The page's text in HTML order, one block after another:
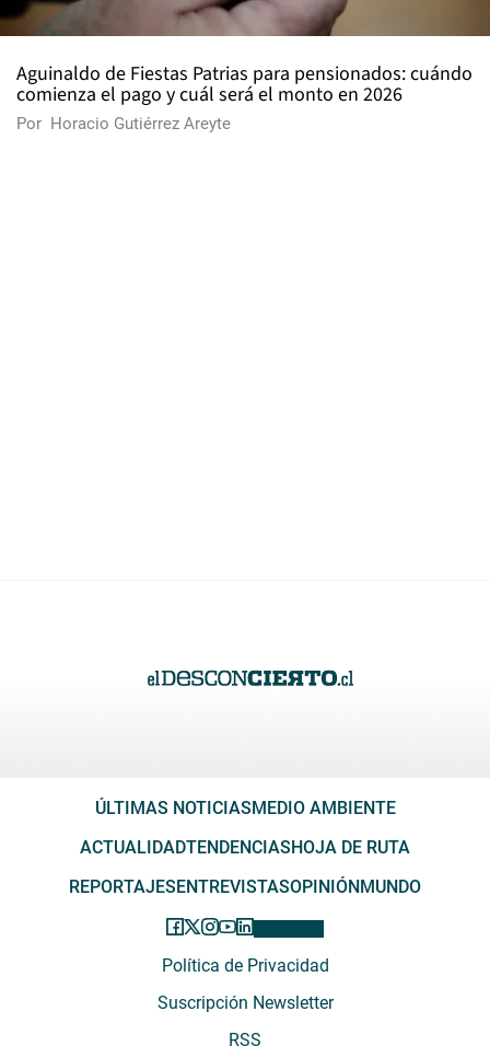
Aguinaldo de Fiestas Patrias para pensionados: cuándo
comienza el pago y cuál será el monto en 2026
Por Horacio Gutiérrez Areyte
ÚLTIMAS NOTICIAS MEDIO AMBIENTE
ACTUALIDADTENDENCIAS HOJA DE RUTA
REPORTAJES ENTREVISTASOPINIÓN MUNDO
Política de Privacidad
Suscripción Newsletter
RSS